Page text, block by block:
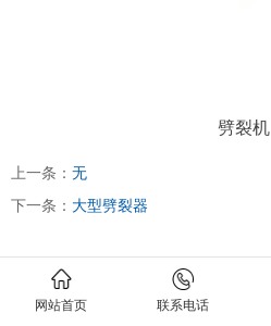
劈裂机
上一条： 无
下一条： 大型劈裂器
网站首页 联系电话